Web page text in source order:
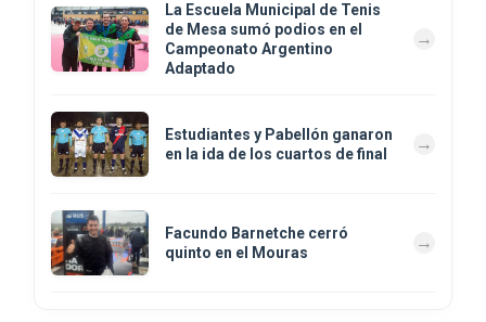
La Escuela Municipal de Tenis
de Mesa sumó podios en el
Campeonato Argentino
Adaptado
Estudiantes y Pabellón ganaron
en la ida de los cuartos de final
Facundo Barnetche cerró
quinto en el Mouras